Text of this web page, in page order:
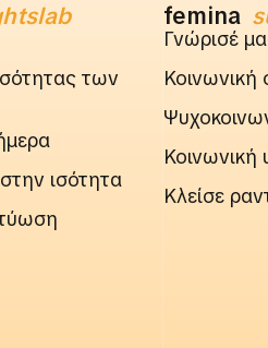
των
ισότητα
femina
Γνώρισέ
Κοινωνική
Κοινωνική
Κλείσε